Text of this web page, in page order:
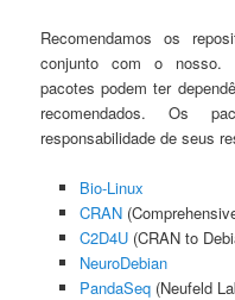
Recomendamos os
conjunto com o nosso.
pacotes podem ter
recomendados. Os
responsabilidade de seus
Bio-Linux
CRAN
C2D4U(CRAN to
NeuroDebian
PandaSeq(Neufeld